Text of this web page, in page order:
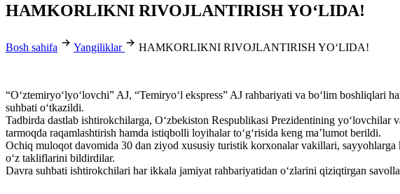
HAMKORLIKNI RIVOJLANTIRISH YOʻLIDA!
Bosh sahifa Yangiliklar HAMKORLIKNI RIVOJLANTIRISH YOʻLIDA!
“Oʻztemiryoʻlyoʻlovchi” AJ, “Temiryoʻl ekspress” AJ rahbariyati va boʻlim
suhbati oʻtkazildi.
Tadbirda dastlab ishtirokchilarga, Oʻzbekiston Respublikasi Prezidentining
tarmoqda raqamlashtirish hamda istiqbolli loyihalar toʻgʻrisida keng ma’lumot berildi.
Ochiq muloqot davomida 30 dan ziyod xususiy turistik korxonalar vakillari,
oʻz takliflarini bildirdilar.
Davra suhbati ishtirokchilari har ikkala jamiyat rahbariyatidan oʻzlarini qiziqtirgan